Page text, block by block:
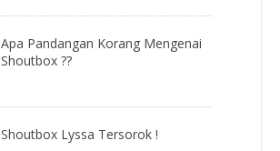
Apa Pandangan Korang Mengenai
Shoutbox ??
Shoutbox Lyssa Tersorok !